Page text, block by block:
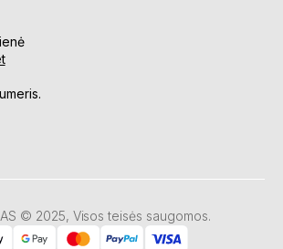
© 2025, Visos teisės saugomos.